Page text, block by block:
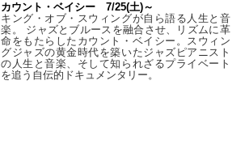
カウント・ベイシー 7/25(土)～
キング・オブ・スウィングが自ら語る人生と音
楽。 ジャズとブルースを融合させ、リズムに革
命をもたらしたカウント・ベイシー。スウィン
グジャズの黄金時代を築いたジャズピアニスト
の人生と音楽、そして知られざるプライベート
を追う自伝的ドキュメンタリー。